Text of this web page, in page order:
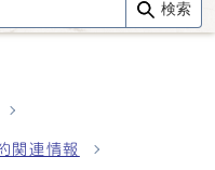
検索
関連情報